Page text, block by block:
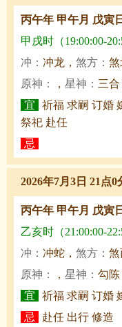
丙午年 甲午月 戊寅
甲戌时（19:00:00-
冲： 冲龙， 煞方： 煞
原神：
， 星神： 三
宜
祈福 求嗣 订婚
祭祀 赴任
忌
2026年7月3日 21点
丙午年 甲午月 戊寅
乙亥时（21:00:00-
冲： 冲蛇， 煞方： 煞
原神：
， 星神： 勾陈
宜
祈福 求嗣 订婚
忌
赴任 出行 修造